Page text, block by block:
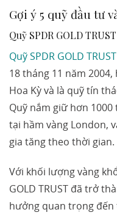
Gợi ý 5 quỹ đầu tư
Quỹ SPDR GOLD
Quỹ SPDR GOLD TRUST
18 tháng 11 năm
Hoa Kỳ và là quỹ tín
Quỹ nắm giữ hơn
tại hầm vàng London,
gia tăng theo thời gian.
Với khối lượng vàng
GOLD TRUST đã trở
hưởng quan trọng